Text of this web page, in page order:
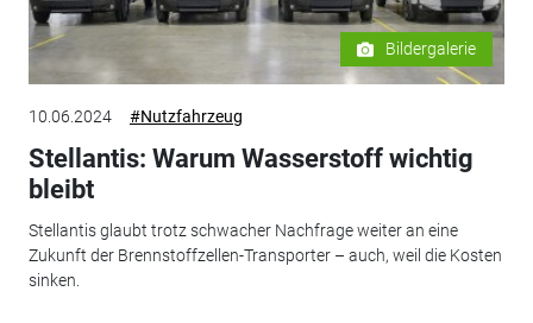
Bildergalerie
10.06.2024 #Nutzfahrzeug
Stellantis: Warum Wasserstoff wichtig
bleibt
Stellantis glaubt trotz schwacher Nachfrage weiter an eine
Zukunft der Brennstoffzellen-Transporter – auch, weil die Kosten
sinken.